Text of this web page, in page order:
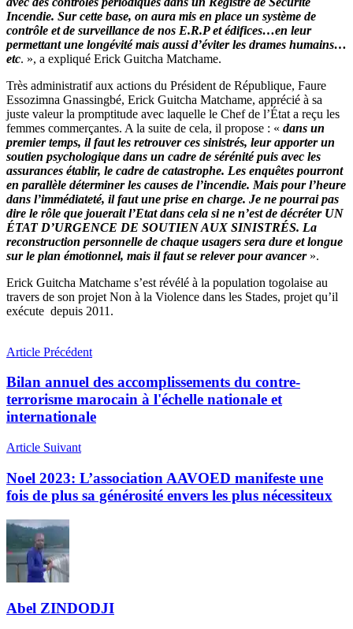
Incendie. Sur cette base, on aura mis en place un système de
contrôle et de surveillance de nos E.R.P et édifices…en leur
permettant une longévité mais aussi d’éviter les drames humains…
etc. », a expliqué Erick Guitcha Matchame.
Très administratif aux actions du Président de République, Faure
Essozimna Gnassingbé, Erick Guitcha Matchame, apprécié à sa
juste valeur la promptitude avec laquelle le Chef de l’État a reçu les
femmes commerçantes. A la suite de cela, il propose : « dans un
premier temps, il faut les retrouver ces sinistrés, leur apporter un
soutien psychologique dans un cadre de sérénité puis avec les
assurances établir, le cadre de catastrophe. Les enquêtes pourront
en parallèle déterminer les causes de l’incendie. Mais pour l’heure
dans l’immédiateté, il faut une prise en charge. Je ne pourrai pas
dire le rôle que jouerait l’Etat dans cela si ne n’est de décréter UN
ÉTAT D’URGENCE DE SOUTIEN AUX SINISTRÉS. La
reconstruction personnelle de chaque usagers sera dure et longue
sur le plan émotionnel, mais il faut se relever pour avancer ».
Erick Guitcha Matchame s’est révélé à la population togolaise au
travers de son projet Non à la Violence dans les Stades, projet qu’il
exécute depuis 2011.
Article Précédent
Bilan annuel des accomplissements du contre-
terrorisme marocain à l'échelle nationale et
internationale
Article Suivant
Noel 2023: L’association AAVOED manifeste une
fois de plus sa générosité envers les plus nécessiteux
Abel ZINDODJI